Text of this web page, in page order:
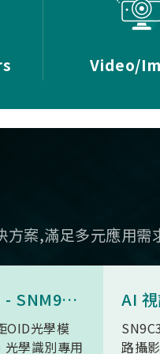
Video/
方案,滿足多元應用需
光學手寫筆應用 - SNM9S6100BC4000A
OID光學模
學識別專用
路攝